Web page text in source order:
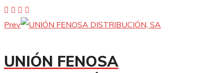
Prev
UNIÓN FENOSA